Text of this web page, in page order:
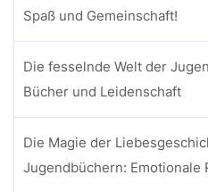
Spaß und Gemeinschaft!
Die fesselnde Welt der
Bücher und Leidenschaft
Die Magie der
Jugendbüchern: Emotionale